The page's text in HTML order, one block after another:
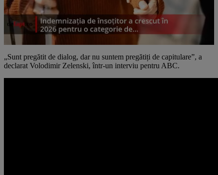
„Sunt pregătit de dialog, dar nu suntem pregătiți de capitulare”, a
declarat Volodimir Zelenski, într-un interviu pentru ABC.